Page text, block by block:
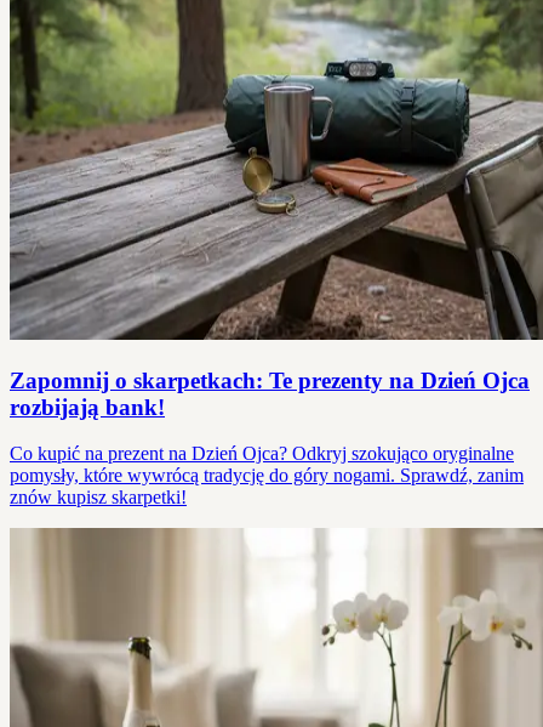
Zapomnij o skarpetkach: Te prezenty na Dzień Ojca
rozbijają bank!
Co kupić na prezent na Dzień Ojca? Odkryj szokująco oryginalne
pomysły, które wywrócą tradycję do góry nogami. Sprawdź, zanim
znów kupisz skarpetki!